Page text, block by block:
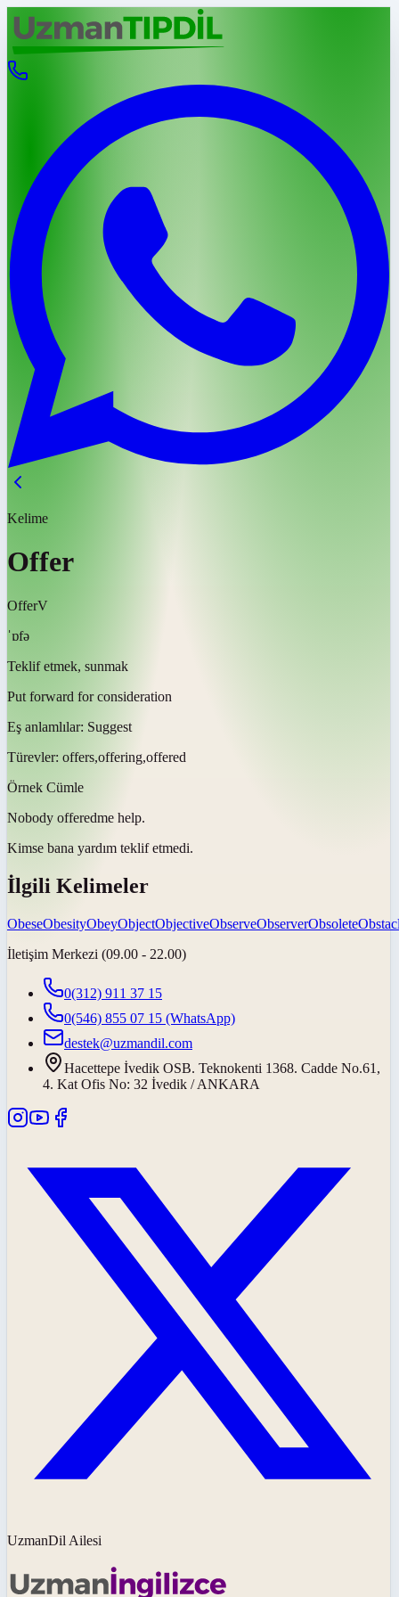
Kelime
Offer
OfferV
ˈɒfə
Teklif etmek, sunmak
Put forward for consideration
Eş anlamlılar: Suggest
Türevler: offers,offering,offered
Örnek Cümle
Nobody offeredme help.
Kimse bana yardım teklif etmedi.
İlgili Kelimeler
ObeseObesityObeyObjectObjectiveObserveObserverObsolete
İletişim Merkezi (09.00 - 22.00)
0(312) 911 37 15
0(546) 855 07 15 (WhatsApp)
destek@uzmandil.com
Hacettepe İvedik OSB. Teknokenti 1368. Cadde No.61,
4. Kat Ofis No: 32 İvedik / ANKARA
UzmanDil Ailesi